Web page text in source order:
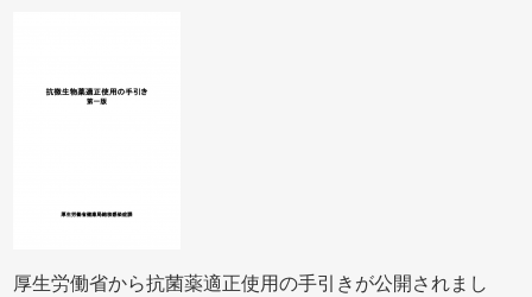
厚生労働省から抗菌薬適正使用の手引きが公開されまし